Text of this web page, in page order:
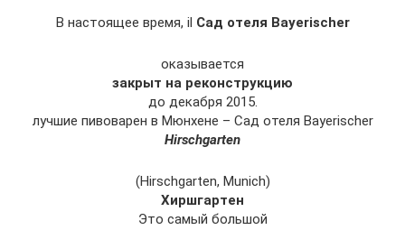
В настоящее время, il Сад отеля Bayerischer
оказывается
закрыт на реконструкцию
до декабря 2015.
лучшие пивоварен в Мюнхене – Сад отеля Bayerischer
Hirschgarten
(Hirschgarten, Munich)
Хиршгартен
Это самый большой